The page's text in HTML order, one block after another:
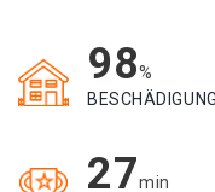
98%
27min